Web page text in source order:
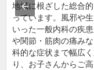
地域に根ざした総合
っています。風邪や
いった一般内科の疾
や関節・筋肉の痛み
科的な症状まで幅広
り、お子さんからご